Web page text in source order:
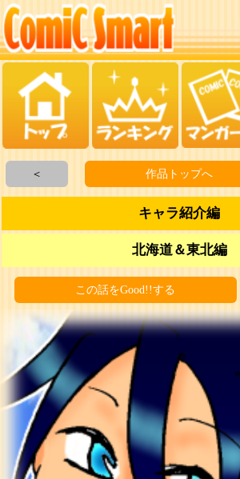
＜ 作品トップへ
キャラ紹介編
北海道＆東北編
この話をGood!!する